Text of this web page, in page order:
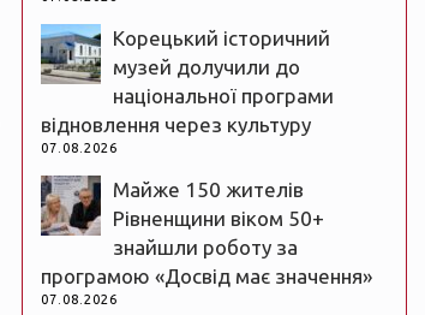
Корецький історичний
музей долучили до
національної програми
відновлення через культуру
07.08.2026
Майже 150 жителів
Рівненщини віком 50+
знайшли роботу за
програмою «Досвід має значення»
07.08.2026